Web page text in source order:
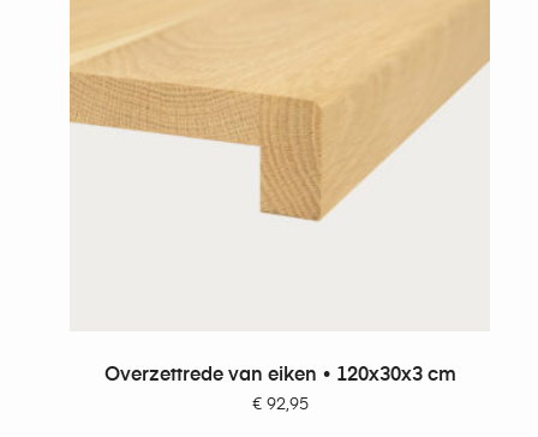
TOEVOEGEN AAN WINKELWAGEN
Overzettrede van eiken • 120x30x3 cm
€92,95